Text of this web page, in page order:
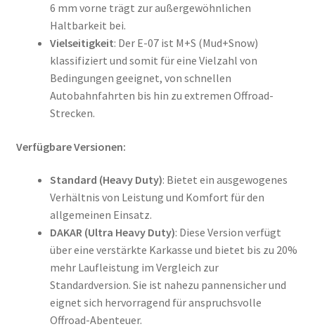
6 mm vorne trägt zur außergewöhnlichen
Haltbarkeit bei.
Vielseitigkeit: Der E-07 ist M+S (Mud+Snow)
klassifiziert und somit für eine Vielzahl von
Bedingungen geeignet, von schnellen
Autobahnfahrten bis hin zu extremen Offroad-
Strecken.
Verfügbare Versionen:
Standard (Heavy Duty): Bietet ein ausgewogenes
Verhältnis von Leistung und Komfort für den
allgemeinen Einsatz.
DAKAR (Ultra Heavy Duty): Diese Version verfügt
über eine verstärkte Karkasse und bietet bis zu 20%
mehr Laufleistung im Vergleich zur
Standardversion. Sie ist nahezu pannensicher und
eignet sich hervorragend für anspruchsvolle
Offroad-Abenteuer.